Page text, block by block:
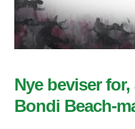
Nye beviser
Bondi Beach-